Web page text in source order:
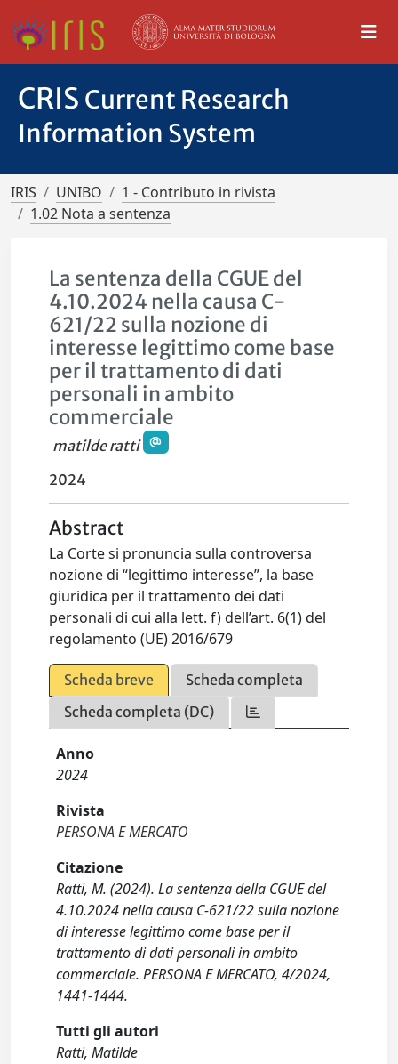
CRIS Current Research
Information System
IRIS UNIBO
1 - Contributo in rivista
1.02 Nota a sentenza
La sentenza della CGUE del
4.10.2024 nella causa C-
621/22 sulla nozione di
interesse legittimo come base
per il trattamento di dati
personali in ambito
commerciale
matilde ratti
2024
Abstract
La Corte si pronuncia sulla controversa
nozione di “legittimo interesse”, la base
giuridica per il trattamento dei dati
personali di cui alla lett. f) dell’art. 6(1) del
regolamento (UE) 2016/679
Scheda breve
Scheda completa
Scheda completa (DC)
Anno
2024
Rivista
PERSONA E MERCATO
Citazione
Ratti, M. (2024). La sentenza della CGUE del
4.10.2024 nella causa C-621/22 sulla nozione
di interesse legittimo come base per il
trattamento di dati personali in ambito
commerciale. PERSONA E MERCATO, 4/2024,
1441-1444.
Tutti gli autori
Ratti, Matilde